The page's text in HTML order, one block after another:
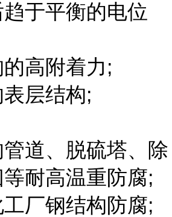
于平衡的电位
高附着力;
层结构;
道、脱硫塔、除
耐高温重防腐;
厂钢结构防腐;